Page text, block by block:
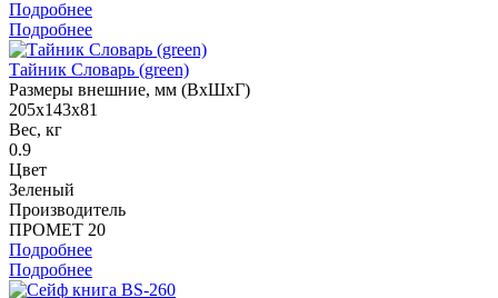
Подробнее
Подробнее
Тайник Словарь (green)
Размеры внешние, мм (ВхШхГ)
205x143x81
Вес, кг
0.9
Цвет
Зеленый
Производитель
ПРОМЕТ 20
Подробнее
Подробнее